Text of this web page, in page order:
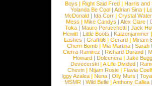
Boys | Right Said Fred | Harris and
Yolanda Be Cool| Adrian Sina|
McDonald| Ida Corr| Crystal
Mess | Mike Candys | Alex Clare |
Toka | Mauro Perucchetti | Jack
Hewitt| Little Boots | Katzenjammer|
Lashes | Graffiti6| Gerard| Miriam
Cherri Bomb | Mia Martina | Sarah
Cierra Ramirez | Richard Durand |
Howard| Dolcenera| Jake Bugg
Devecerski| A Life Divided|
Chevin| Ntjam Rosie| Flavia
Iggy Azalea | Nena | Olly Murs |
MSMR| Wild Belle| Anthony Callea|